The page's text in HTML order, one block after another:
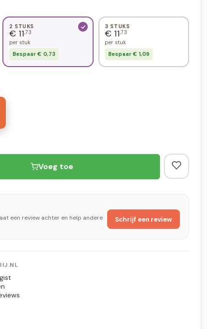
2 STUKS
€ 11,73
per stuk
Bespaar € 0,73
3 STUKS
€ 11,73
per stuk
Bespaar € 1,09
Voeg toe
een review achter en help andere
Schrijf een review